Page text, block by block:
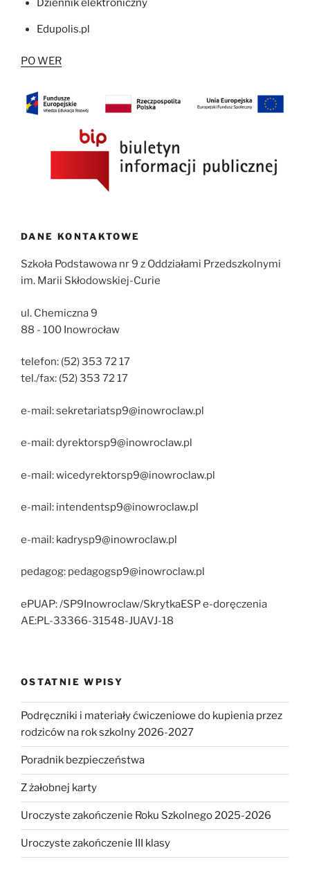
Edupolis.pl
PO WER
DANE KONTAKTOWE
Szkoła Podstawowa nr 9 z Oddziałami Przedszkolnymi
im. Marii Skłodowskiej-Curie
ul. Chemiczna 9
88 - 100 Inowrocław
telefon: (52) 353 72 17
tel./fax: (52) 353 72 17
e-mail: sekretariatsp9@inowroclaw.pl
e-mail: dyrektorsp9@inowroclaw.pl
e-mail: wicedyrektorsp9@inowroclaw.pl
e-mail: intendentsp9@inowroclaw.pl
e-mail: kadrysp9@inowroclaw.pl
pedagog: pedagogsp9@inowroclaw.pl
ePUAP: /SP9Inowroclaw/SkrytkaESP e-doręczenia
AE:PL-33366-31548-JUAVJ-18
OSTATNIE WPISY
Podręczniki i materiały ćwiczeniowe do kupienia przez
rodziców na rok szkolny 2026-2027
Poradnik bezpieczeństwa
Z żałobnej karty
Uroczyste zakończenie Roku Szkolnego 2025-2026
Uroczyste zakończenie III klasy